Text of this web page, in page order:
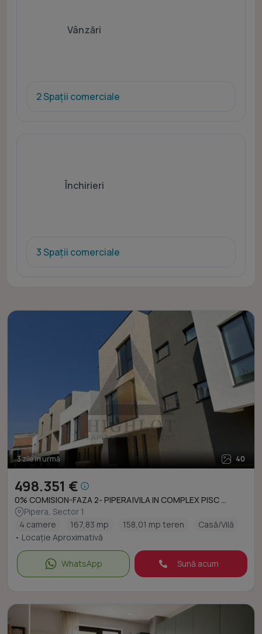
Vânzări
2 Spații comerciale
Închirieri
3 Spații comerciale
3 zile în urmă 40
498.351 €
0% COMISION-FAZA 2- PIPERA|VILA IN COMPLEX PISC ...
Pipera, Sector 1
4 camere
167,83 mp 158,01 mp teren
Casă/Vilă
• Locație Aproximativă
WhatsApp Sună acum